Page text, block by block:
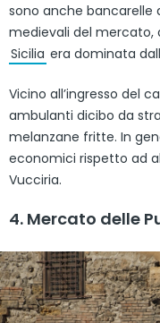
sono anche bancarelle
medievali del mercato,
Sicilia era dominata
Vicino all’ingresso del
ambulanti dicibo da
melanzane fritte. In
economici rispetto ad
Vucciria.
4. Mercato delle